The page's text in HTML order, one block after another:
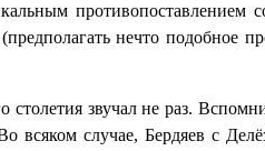
нечто подобное
звучал не раз.
случае, Бердяев с